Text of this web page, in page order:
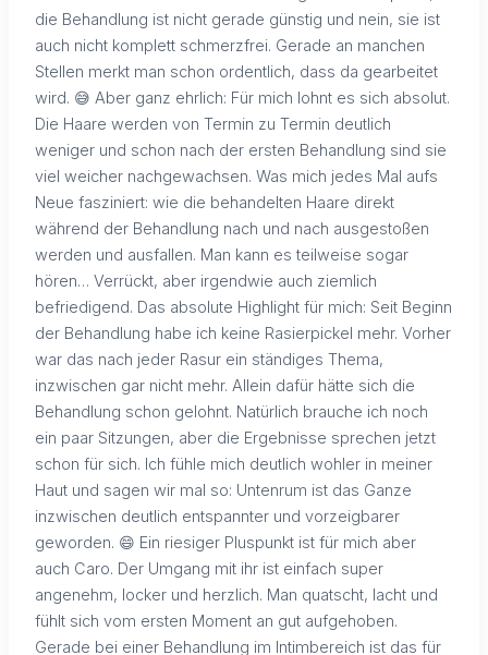
die Behandlung ist nicht gerade günstig und nein, sie ist
auch nicht komplett schmerzfrei. Gerade an manchen
Stellen merkt man schon ordentlich, dass da gearbeitet
wird. 😅 Aber ganz ehrlich: Für mich lohnt es sich absolut.
Die Haare werden von Termin zu Termin deutlich
weniger und schon nach der ersten Behandlung sind sie
viel weicher nachgewachsen. Was mich jedes Mal aufs
Neue fasziniert: wie die behandelten Haare direkt
während der Behandlung nach und nach ausgestoßen
werden und ausfallen. Man kann es teilweise sogar
hören… Verrückt, aber irgendwie auch ziemlich
befriedigend. Das absolute Highlight für mich: Seit Beginn
der Behandlung habe ich keine Rasierpickel mehr. Vorher
war das nach jeder Rasur ein ständiges Thema,
inzwischen gar nicht mehr. Allein dafür hätte sich die
Behandlung schon gelohnt. Natürlich brauche ich noch
ein paar Sitzungen, aber die Ergebnisse sprechen jetzt
schon für sich. Ich fühle mich deutlich wohler in meiner
Haut und sagen wir mal so: Untenrum ist das Ganze
inzwischen deutlich entspannter und vorzeigbarer
geworden. 😄 Ein riesiger Pluspunkt ist für mich aber
auch Caro. Der Umgang mit ihr ist einfach super
angenehm, locker und herzlich. Man quatscht, lacht und
fühlt sich vom ersten Moment an gut aufgehoben.
Gerade bei einer Behandlung im Intimbereich ist das für